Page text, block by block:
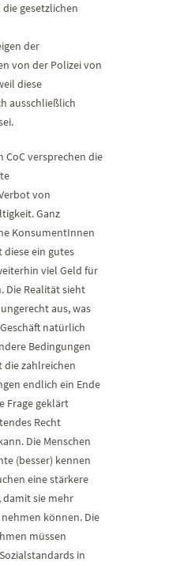
gesetzlichen
der
von der Polizei von
diese
ausschließlich
versprechen die
von
Ganz
KonsumentInnen
ein gutes
viel Geld für
Die Realität sieht
aus, was
natürlich
Bedingungen
die zahlreichen
endlich ein Ende
Frage geklärt
Recht
Die Menschen
(besser) kennen
eine stärkere
damit sie mehr
können. Die
müssen
in